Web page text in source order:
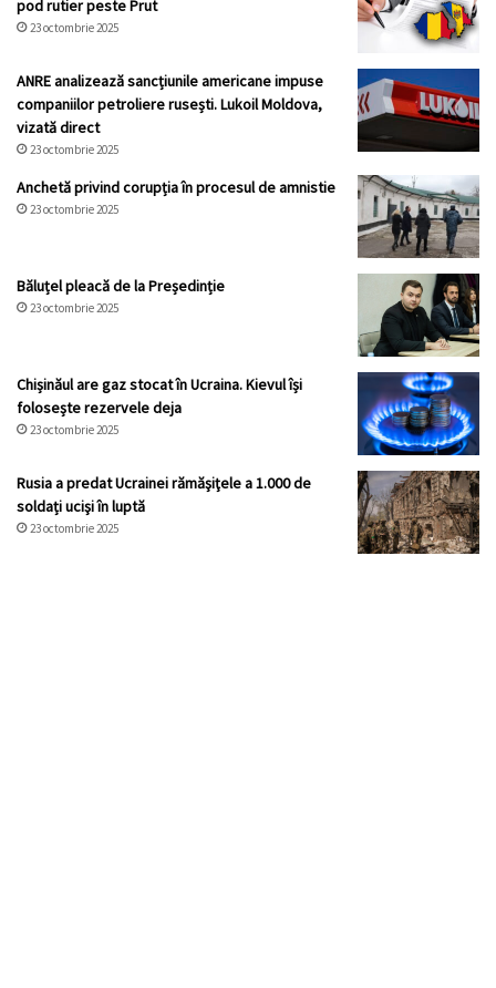
pod rutier peste Prut
23 octombrie 2025
ANRE analizează sancțiunile americane impuse
companiilor petroliere rusești. Lukoil Moldova,
vizată direct
23 octombrie 2025
Anchetă privind corupția în procesul de amnistie
23 octombrie 2025
Băluțel pleacă de la Președinție
23 octombrie 2025
Chișinăul are gaz stocat în Ucraina. Kievul își
folosește rezervele deja
23 octombrie 2025
Rusia a predat Ucrainei rămăşiţele a 1.000 de
soldați ucişi în luptă
23 octombrie 2025